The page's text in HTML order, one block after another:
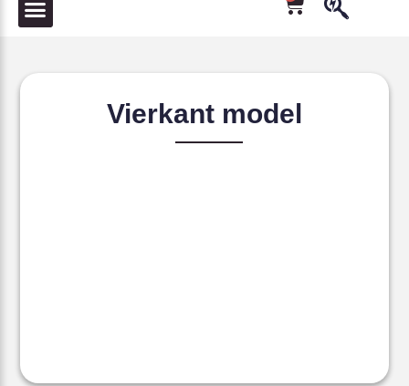
Vierkant model